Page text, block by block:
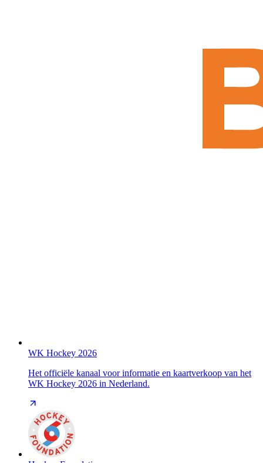
WK Hockey 2026
Het officiële kanaal voor informatie en kaartverkoop van het
WK Hockey 2026 in Nederland.